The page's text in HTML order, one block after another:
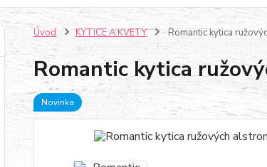
Úvod KYTICE A KVETY Romantic kytica
Romantic kytica
Novinka